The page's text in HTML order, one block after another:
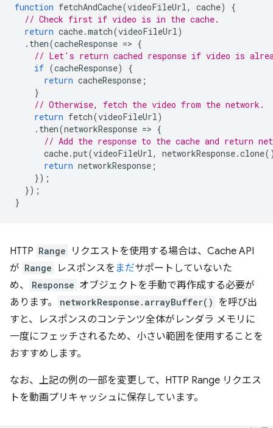
function fetchAndCache(videoFileUrl, cache)
{
// Check first if video is in the cache.
return cache.match(videoFileUrl)
. then(cacheResponse => {
// Let's return cached response if video is
if (cacheResponse)
{
return cacheResponse ;
}
// Otherwise, fetch the video from the network.
return fetch(videoFileUrl)
. then(networkResponse => {
// Add the response to the cache and return
cache.put(videoFileUrl, networkResponse.clone
return networkResponse ;
});
});
}
HTTP Range
リクエストを使用する場合は、Cache API
が Range レスポンスを まだサポートしていないた
め、
Response オブジェクトを手動で再作成する必要が
あります。
networkResponse.arrayBuffer() を呼び出
すと、レスポンスのコンテンツ全体がレンダラ メモリに
一度にフェッチされるため、小さい範囲を使用することを
おすすめします。
なお、上記の例の一部を変更して、HTTP Range リクエス
トを動画プリキャッシュに保存しています。